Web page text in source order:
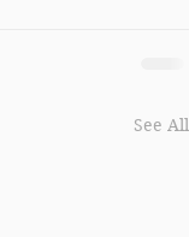
See All